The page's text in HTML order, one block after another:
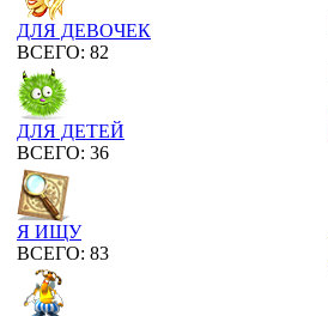
ДЛЯ ДЕВОЧЕК
ВСЕГО: 82
ДЛЯ ДЕТЕЙ
ВСЕГО: 36
Я ИЩУ
ВСЕГО: 83